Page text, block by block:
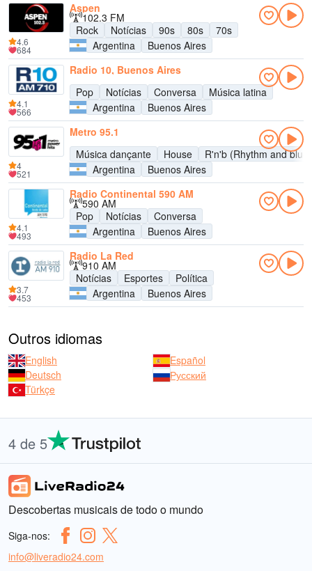
Aspen
102.3 FM
Rock
Notícias 90s 80s
70s
Argentina
Buenos Aires
4.6
684
Radio 10, Buenos Aires
Pop
Notícias Conversa
Música latina
Argentina
Buenos Aires
4.1
566
Metro 95.1
Música dançante
House
R'n'b (Rhythm and
Argentina
Buenos Aires
4
521
Radio Continental 590 AM
590 AM
Pop
Notícias
Conversa
Argentina
Buenos Aires
4.1
493
Radio La Red
910 AM
Notícias
Esportes
Política
Argentina
Buenos Aires
3.7
453
Outros idiomas
English
Español
Deutsch
Русский
Türkçe
4 de 5
Descobertas musicais de todo o mundo
Siga-nos:
info@liveradio24.com